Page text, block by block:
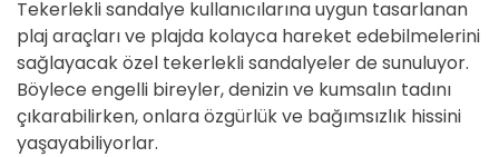
Tekerlekli sandalye kullanıcılarına uygun tasarlanan
plaj araçları ve plajda kolayca hareket edebilmelerini
sağlayacak özel tekerlekli sandalyeler de sunuluyor.
Böylece engelli bireyler, denizin ve kumsalın tadını
çıkarabilirken, onlara özgürlük ve bağımsızlık hissini
yaşayabiliyorlar.